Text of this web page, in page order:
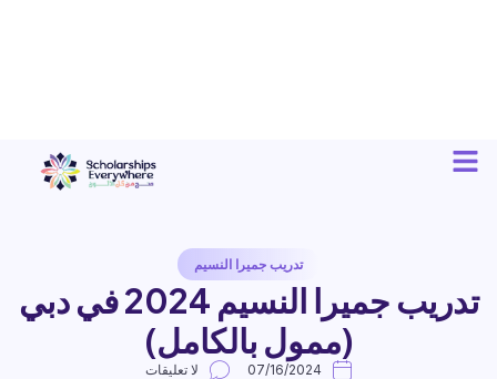
تدريب جميرا النسيم
تدريب جميرا النسيم 2024 في دبي
(ممول بالكامل)
07/16/2024 لا تعليقات